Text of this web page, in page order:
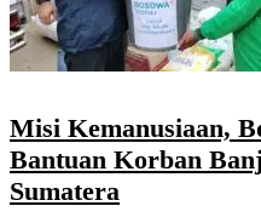
Misi Kemanusiaan,
Bantuan Korban
Sumatera